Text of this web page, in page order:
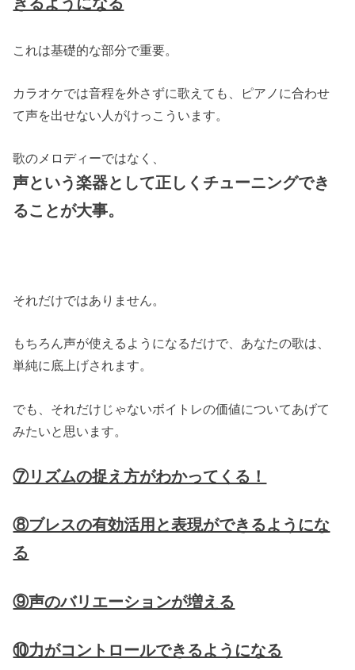
これは基礎的な部分で重要。
カラオケでは音程を外さずに歌えても、ピアノに合わせ
て声を出せない人がけっこういます。
歌のメロディーではなく、
声という楽器として正しくチューニングでき
ることが大事。
それだけではありません。
もちろん声が使えるようになるだけで、あなたの歌は、
単純に底上げされます。
でも、それだけじゃないボイトレの価値についてあげて
みたいと思います。
⑦リズムの捉え方がわかってくる！
⑧ブレスの有効活用と表現ができるようにな
る
⑨声のバリエーションが増える
⑩力がコントロールできるようになる